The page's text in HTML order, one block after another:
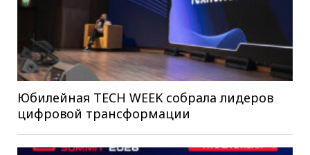
Юбилейная TECH WEEK собрала лидеров
цифровой трансформации